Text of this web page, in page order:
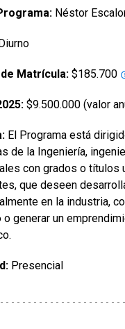
Néstor
Matrícula: $185.700
$9.500.000 (valor
El Programa está
de la Ingeniería,
con grados o títulos
que deseen
en la industria,
o generar un
Presencial